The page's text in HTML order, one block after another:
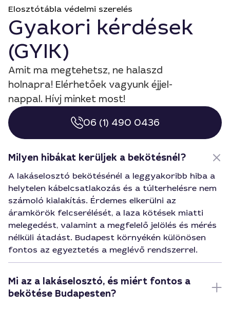
Elosztótábla védelmi szerelés
Gyakori kérdések
(GYIK)
Amit ma megtehetsz, ne halaszd
holnapra! Elérhetőek vagyunk éjjel-
nappal. Hívj minket most!
06 (1) 490 0436
Milyen hibákat kerüljek a bekötésnél?
A lakáselosztó bekötésénél a leggyakoribb hiba a
helytelen kábelcsatlakozás és a túlterhelésre nem
számoló kialakítás. Érdemes elkerülni az
áramkörök felcserélését, a laza kötések miatti
melegedést, valamint a megfelelő jelölés és mérés
nélküli átadást. Budapest környékén különösen
fontos az egyeztetés a meglévő rendszerrel.
Mi az a lakáselosztó, és miért fontos a
bekötése Budapesten?